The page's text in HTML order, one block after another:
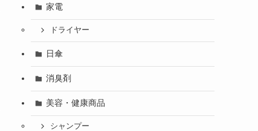
家電
ドライヤー
日傘
消臭剤
美容・健康商品
シャンプー